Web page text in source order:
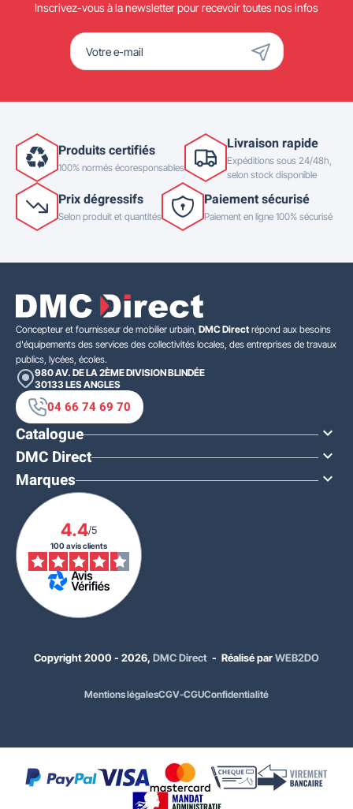
558,00 €
x1
608,00 €
Inscrivez-vous à la newsletter pour recevoir toutes nos infos
Produits certifiés
100% normés écoresponsables
Livraison rapide
Expéditions sous 24/48h,
selon stock disponible
Prix dégressifs
Selon produit et quantités
Paiement sécurisé
Paiement en ligne 100% sécurisé
Concepteur et fournisseur de mobilier urbain, DMC Direct répond aux besoins
d'équipements des services des collectivités locales, des entreprises de travaux
publics, lycées, écoles.
980 AV. DE LA 2ÈME DIVISION BLINDÉE
30133 LES ANGLES
04 66 74 69 70
Catalogue 
DMC Direct 
Marques 
4.4/5
100 avis clients
Copyright 2000 - 2026, DMC Direct - Réalisé parWEB2DO
Mentions légalesCGV-CGUConfidentialité